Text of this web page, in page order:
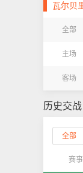
瓦尔贝
全部
主场
客场
历史交战
全部
赛事